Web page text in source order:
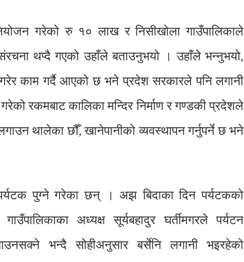
गरेको रु १० लाख र निसीखोला गाउँपालिकाले
थप्दै गएको उहाँले बताउनुभयो । उहाँले भन्नुभयो,
काम गर्दै आएको छ भने प्रदेश सरकारले पनि लगानी
रकमबाट कालिका मन्दिर निर्माण र गण्डकी प्रदेशले
थालेका छौँ, खानेपानीको व्यवस्थापन गर्नुपर्ने छ भने
पुग्ने गरेका छन् । अझ बिदाका दिन पर्यटकको
अध्यक्ष सूर्यबहादुर घर्तीमगरले पर्यटन
भन्दै सोहीअनुसार बर्सेनि लगानी भइरहेको